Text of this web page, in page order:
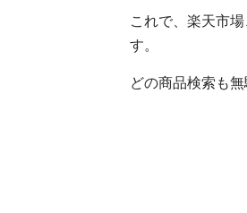
これで、楽天市
す。
どの商品検索も